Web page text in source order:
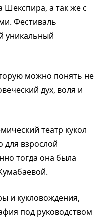
Шекспира, а так же с
Фестиваль
уникальный
можно понять не
дух, воля и
театр кукол
для взрослой
тогда она была
и кукловождения,
под руководством